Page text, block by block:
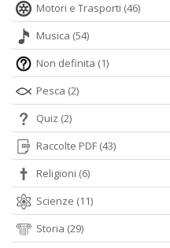
Motori e Trasporti (46)
Musica (54)
Non definita (1)
Pesca (2)
Quiz (2)
Raccolte PDF (43)
Religioni (6)
Scienze (11)
Storia (29)